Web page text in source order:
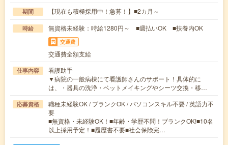
期間 【現在も積極採用中！急募！】■2カ月～
時給 無資格未経験：時給1280円～ ■週払いOK ■扶養内OK
交通費
交通費全額支給
仕事内容
看護助手
▼病院の一般病棟にて看護師さんのサポート！具体的に
は、・器具の洗浄・ベットメイキングやシーツ交換・移…
応募資格
職種未経験OK / ブランクOK / パソコンスキル不要 / 英語力不
要
■無資格・未経験OK！■年齢・学歴不問！ブランクOK!■10名
以上採用予定！■履歴書不要■社会保険完…